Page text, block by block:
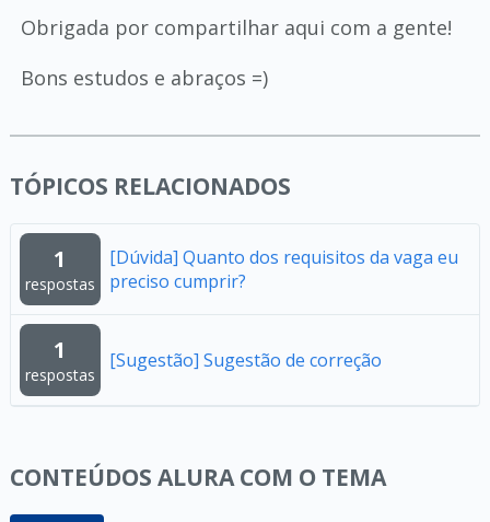
Obrigada por compartilhar aqui com a gente!
Bons estudos e abraços =)
TÓPICOS RELACIONADOS
1
respostas
[Dúvida] Quanto dos requisitos da vaga eu
preciso cumprir?
1
respostas
[Sugestão] Sugestão de correção
CONTEÚDOS ALURA COM O TEMA